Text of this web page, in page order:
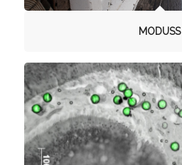
MODUSS